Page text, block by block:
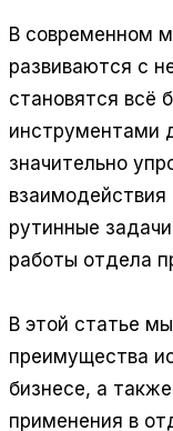
В современном
развиваются с
становятся всё
инструментами
значительно
рутинные
работы отдела
В этой статье
преимущества
бизнесе, а
применения в